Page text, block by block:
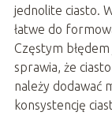
jednolite ciasto.
łatwe do
Częstym
sprawia, że
należy dodawać
konsystencję